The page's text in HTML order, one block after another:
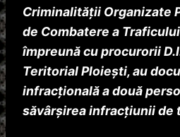
Criminalității Organizate
de Combatere a
împreună cu procurorii
Teritorial Ploiești, au
infracțională a două
săvârșirea infracțiunii de